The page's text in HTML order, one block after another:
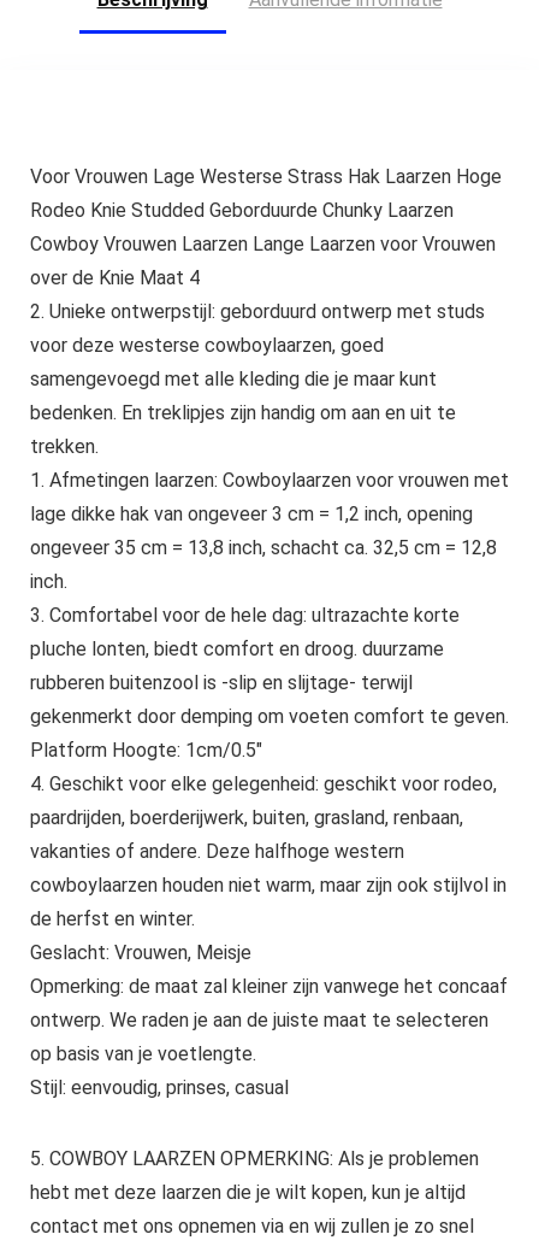
Voor Vrouwen Lage Westerse Strass Hak Laarzen Hoge
Rodeo Knie Studded Geborduurde Chunky Laarzen
Cowboy Vrouwen Laarzen Lange Laarzen voor Vrouwen
over de Knie Maat 4
2. Unieke ontwerpstijl: geborduurd ontwerp met studs
voor deze westerse cowboylaarzen, goed
samengevoegd met alle kleding die je maar kunt
bedenken. En treklipjes zijn handig om aan en uit te
trekken.
1. Afmetingen laarzen: Cowboylaarzen voor vrouwen met
lage dikke hak van ongeveer 3 cm = 1,2 inch, opening
ongeveer 35 cm = 13,8 inch, schacht ca. 32,5 cm = 12,8
inch.
3. Comfortabel voor de hele dag: ultrazachte korte
pluche lonten, biedt comfort en droog. duurzame
rubberen buitenzool is -slip en slijtage- terwijl
gekenmerkt door demping om voeten comfort te geven.
Platform Hoogte: 1cm/0.5″
4. Geschikt voor elke gelegenheid: geschikt voor rodeo,
paardrijden, boerderijwerk, buiten, grasland, renbaan,
vakanties of andere. Deze halfhoge western
cowboylaarzen houden niet warm, maar zijn ook stijlvol in
de herfst en winter.
Geslacht: Vrouwen, Meisje
Opmerking: de maat zal kleiner zijn vanwege het concaaf
ontwerp. We raden je aan de juiste maat te selecteren
op basis van je voetlengte.
Stijl: eenvoudig, prinses, casual
5. COWBOY LAARZEN OPMERKING: Als je problemen
hebt met deze laarzen die je wilt kopen, kun je altijd
contact met ons opnemen via en wij zullen je zo snel